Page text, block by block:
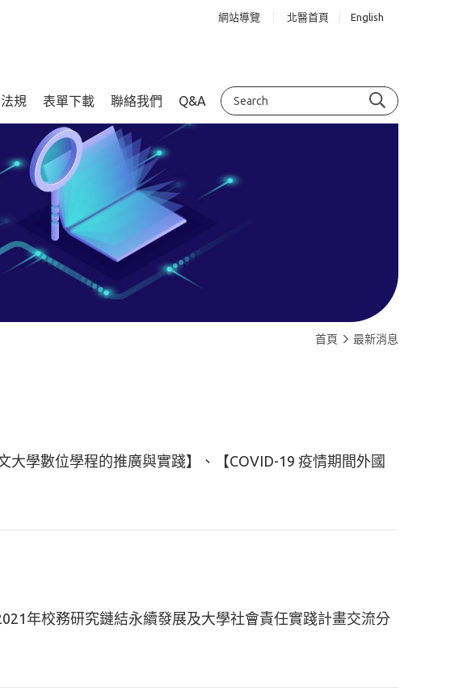
網站導覽 北醫首頁 English
規 表單下載 聯絡我們 Q&A
首頁 最新消息
學數位學程的推廣與實踐】、【COVID-19 疫情期間外國
年校務研究鏈結永續發展及大學社會責任實踐計畫交流分